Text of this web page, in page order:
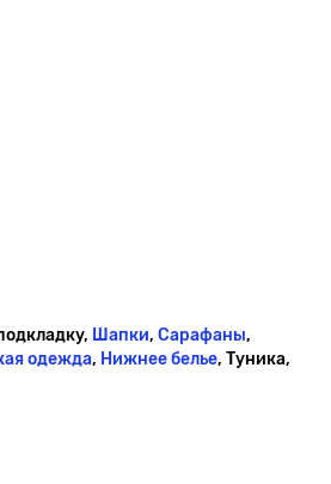
Шапки, Сарафаны,
одежда, Нижнее белье, Туника,